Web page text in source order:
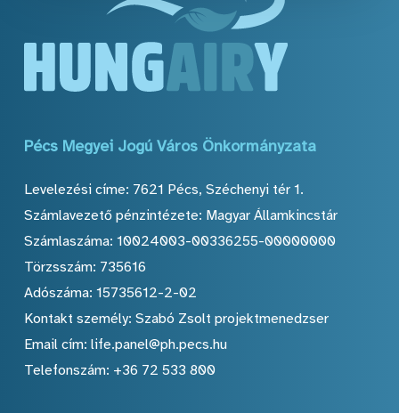
Pécs Megyei Jogú Város Önkormányzata
Levelezési címe: 7621 Pécs, Széchenyi tér 1.
Számlavezető pénzintézete: Magyar Államkincstár
Számlaszáma: 10024003-00336255-00000000
Törzsszám: 735616
Adószáma: 15735612-2-02
Kontakt személy: Szabó Zsolt projektmenedzser
Email cím: life.panel@ph.pecs.hu
Telefonszám: +36 72 533 800